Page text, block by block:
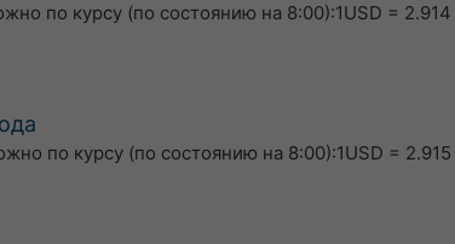
по курсу (по состоянию на 8:00):1USD = 2.914
по курсу (по состоянию на 8:00):1USD = 2.915